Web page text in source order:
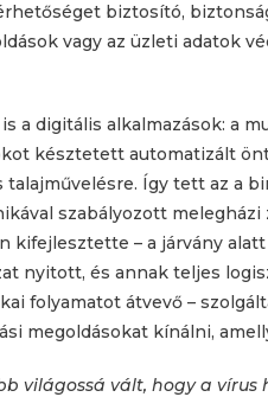
biztosító,
vagy az üzleti adatok
a digitális alkalmazások: a
késztetett automatizált
Így tett az a
szabályozott
– a járvány
nyitott, és annak teljes
folyamatot átvevő –
megoldásokat kínálni,
világossá vált, hogy a